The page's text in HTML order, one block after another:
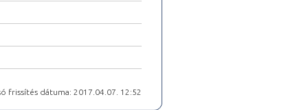
frissítés dátuma: 2017.04.07. 12:52